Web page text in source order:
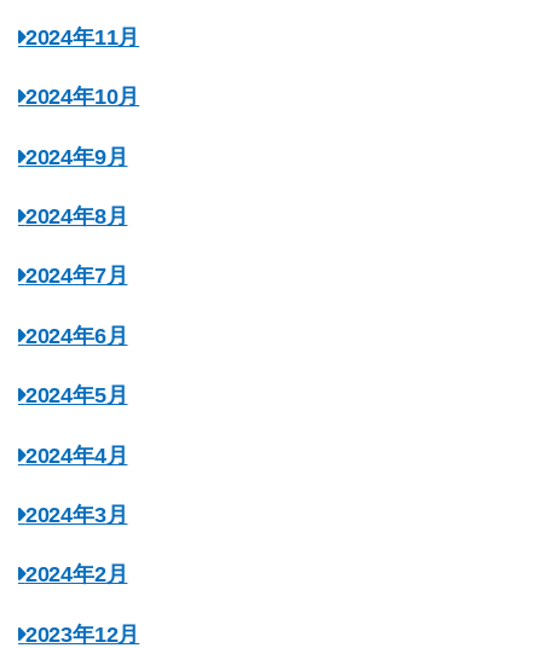
2024年11月
2024年10月
2024年9月
2024年8月
2024年7月
2024年6月
2024年5月
2024年4月
2024年3月
2024年2月
2023年12月